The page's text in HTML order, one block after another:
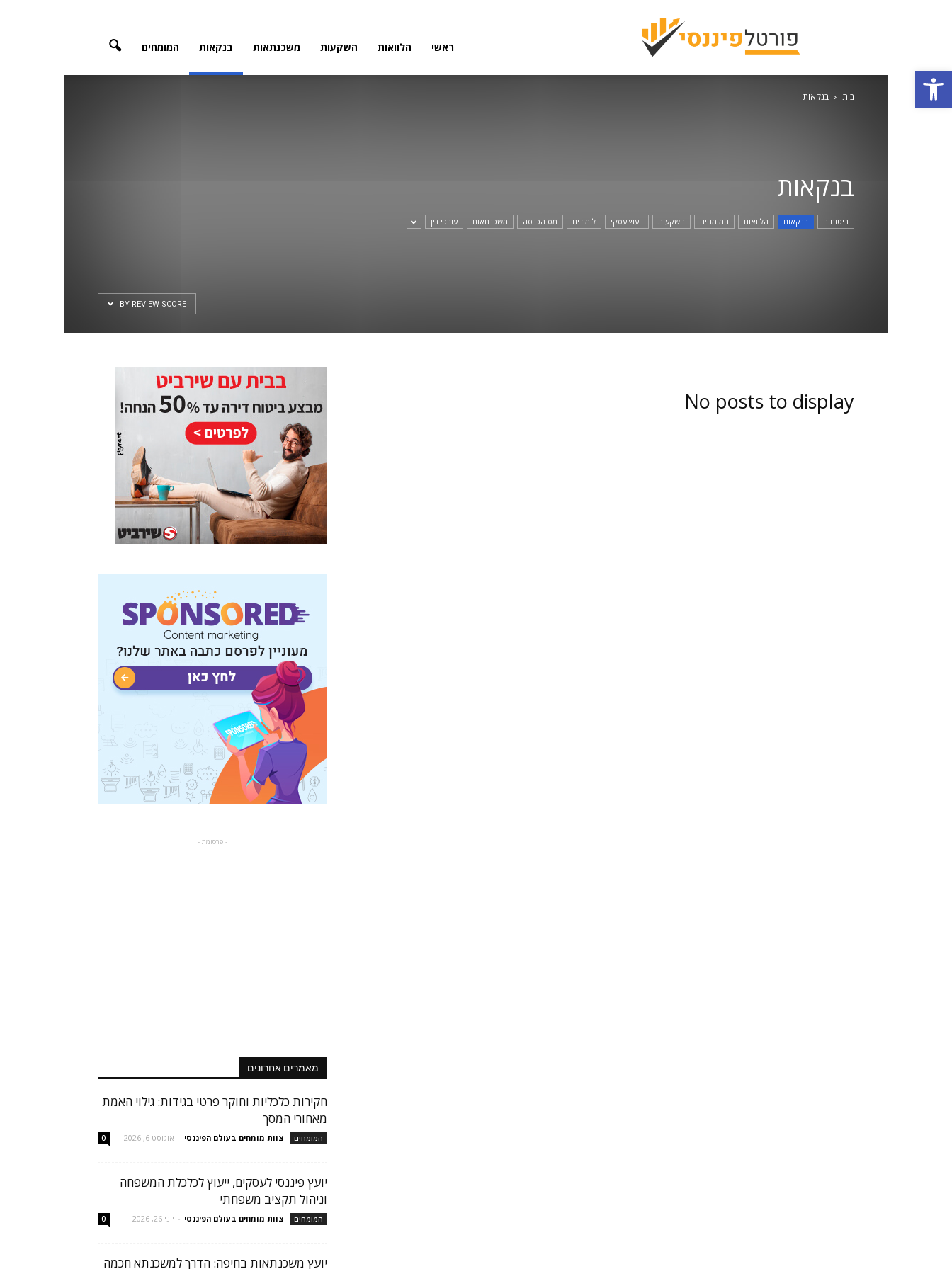
פתח סרגל נגישות
ראשי הלוואות השקעות משכנתאות בנקאות המומחים
בית בנקאות
בנקאות
ביטוחים בנקאות הלוואות המומחים השקעות ייעוץ עסקי לימודים מס הכנסה משכנתאות עורכי דין
BY REVIEW SCORE
No posts to display
- פרסומת -
מאמרים אחרונים
חקירות כלכליות וחוקר פרטי בגידות: גילוי האמת
מאחורי המסך
המומחים צוות מומחים בעולם הפיננסי - אוגוסט 6, 2026 0
יועץ פיננסי לעסקים, ייעוץ לכלכלת המשפחה
וניהול תקציב משפחתי
המומחים צוות מומחים בעולם הפיננסי - יוני 26, 2026 0
יועץ משכנתאות בחיפה: הדרך למשכנתא חכמה